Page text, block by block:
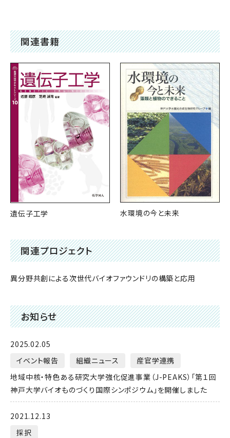
関連書籍
遺伝子工学 水環境の今と未来
関連プロジェクト
異分野共創による次世代バイオファウンドリの構築と応用
お知らせ
2025.02.05
イベント報告
組織ニュース
産官学連携
地域中核・特色ある研究大学強化促進事業（J-PEAKS）「第１回
神戸大学バイオものづくり国際シンポジウム」を開催しました
2021.12.13
採択